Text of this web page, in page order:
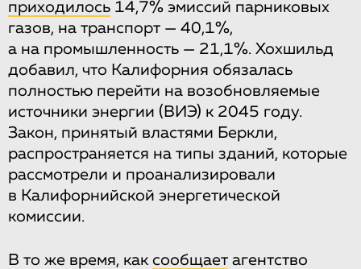
приходилось 14,7% эмиссий парниковых
газов, на транспорт — 40,1%,
а на промышленность — 21,1%. Хохшильд
добавил, что Калифорния обязалась
полностью перейти на возобновляемые
источники энергии (ВИЭ) к 2045 году.
Закон, принятый властями Беркли,
распространяется на типы зданий, которые
рассмотрели и проанализировали
в Калифорнийской энергетической
комиссии.
В то же время, как сообщает агентство